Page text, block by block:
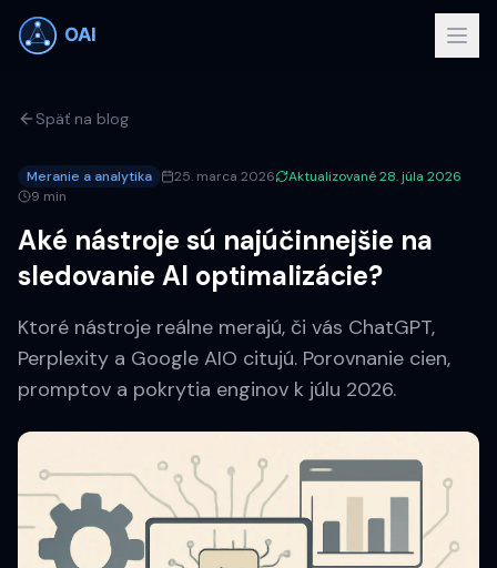
Späť na blog
Meranie a analytika 25. marca 2026 Aktualizované28. júla 2026
9 min
Aké nástroje sú najúčinnejšie na
sledovanie AI optimalizácie?
Ktoré nástroje reálne merajú, či vás ChatGPT,
Perplexity a Google AIO citujú. Porovnanie cien,
promptov a pokrytia enginov k júlu 2026.